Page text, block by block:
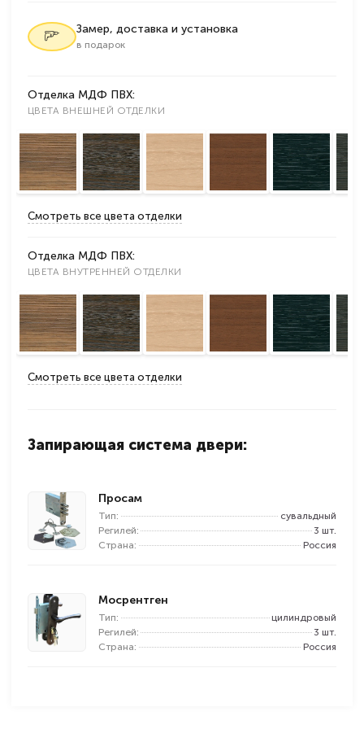
Замер, доставка и установка
в подарок
Отделка МДФ ПВХ:
ЦВЕТА ВНЕШНЕЙ ОТДЕЛКИ
Смотреть все цвета отделки
Отделка МДФ ПВХ:
ЦВЕТА ВНУТРЕННЕЙ ОТДЕЛКИ
Смотреть все цвета отделки
Запирающая система двери:
Просам
Тип:
сувальдный
Регилей:
3 шт.
Страна:
Россия
Мосрентген
Тип:
цилиндровый
Регилей:
3 шт.
Страна:
Россия